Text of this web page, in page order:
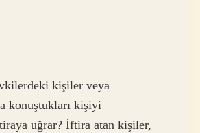
kişiler veya
konuştukları kişiyi
uğrar? İftira atan kişiler,